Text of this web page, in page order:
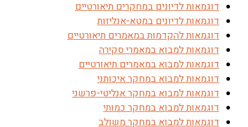
דוגמאות לדיונים במחקרים תיאורטיים
דוגמאות לדיונים במטא-אנליזות
דוגמאות להקדמות במאמרים תיאורטיים
דוגמאות למבוא במאמרי סקירה
דוגמאות למבוא במאמרים תיאורטיים
דוגמאות למבוא במחקר איכותני
דוגמאות למבוא במחקר אנליטי-פרשני
דוגמאות למבוא במחקר כמותי
דוגמאות למבוא במחקר משולב